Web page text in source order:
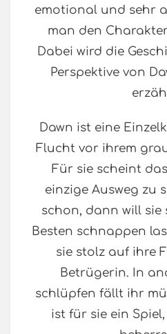
emotional und sehr
man den
Dabei wird die
Perspektive von
Dawn ist eine
Flucht vor ihrem
Für sie scheint
einzige Ausweg zu
schon, dann will sie
Besten schnappen
sie stolz auf ihre
Betrügerin. In
schlüpfen fällt ihr
ist für sie ein